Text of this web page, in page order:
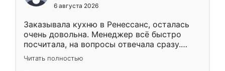
6 августа 2026
Заказывала кухню в Ренессанс, осталась
очень довольна. Менеджер всё быстро
посчитала, на вопросы отвечала сразу.
Замерщик приехал в субботу, подошёл к
делу со всей ответственностью. Собрали
Читать полностью